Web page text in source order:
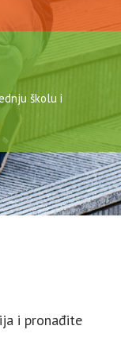
školu i
i pronađite